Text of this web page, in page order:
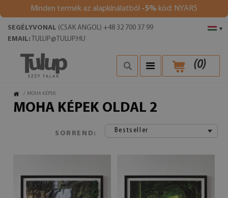
Minden termék az alapkínálatból -5% kód: NYAR5
▾
SEGÉLYVONAL (CSAK ANGOL) +48 32 700 37 99
EMAIL: TULUP@TULUP.HU
(0)
/ MOHA KÉPEK
MOHA KÉPEK OLDAL 2
SORREND: Bestseller